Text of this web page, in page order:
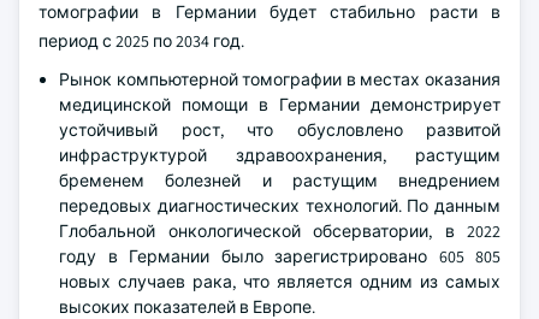
томографии в Германии будет стабильно расти в
период с 2025 по 2034 год.
Рынок компьютерной томографии в местах оказания
медицинской помощи в Германии демонстрирует
устойчивый рост, что обусловлено развитой
инфраструктурой здравоохранения, растущим
бременем болезней и растущим внедрением
передовых диагностических технологий. По данным
Глобальной онкологической обсерватории, в 2022
году в Германии было зарегистрировано 605 805
новых случаев рака, что является одним из самых
высоких показателей в Европе.